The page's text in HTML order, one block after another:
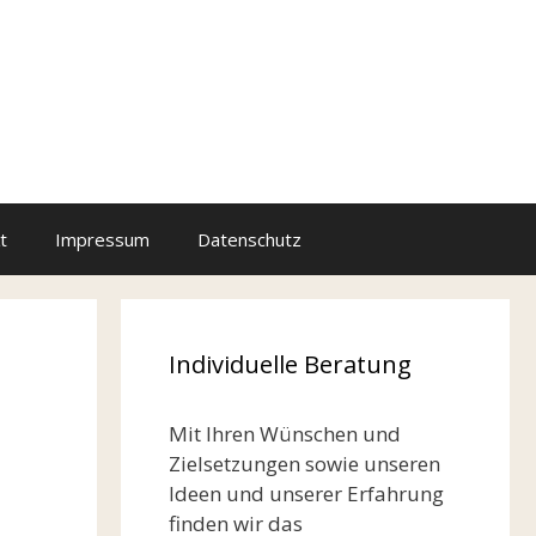
Impressum Datenschutz
Individuelle Beratung
Mit Ihren Wünschen und
Zielsetzungen sowie unseren
Ideen und unserer Erfahrung
finden wir das